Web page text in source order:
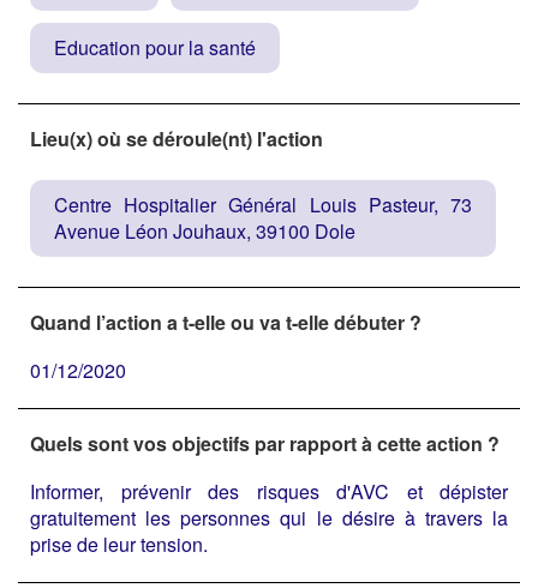
Education pour la santé
Lieu(x) où se déroule(nt) l'action
Centre Hospitalier Général Louis Pasteur, 73
Avenue Léon Jouhaux, 39100 Dole
Quand l’action a t-elle ou va t-elle débuter ?
01/12/2020
Quels sont vos objectifs par rapport à cette action ?
Informer, prévenir des risques d'AVC et dépister
gratuitement les personnes qui le désire à travers la
prise de leur tension.